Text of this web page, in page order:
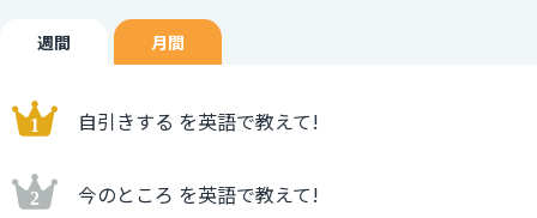
週間 月間
自引きする を英語で教えて!
今のところ を英語で教えて!